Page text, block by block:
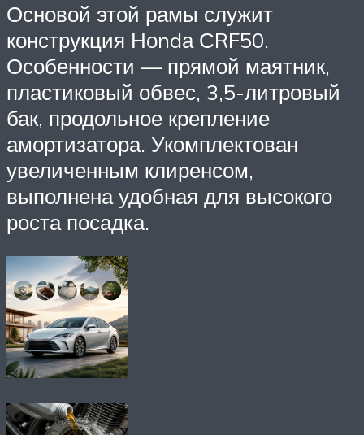
Основой этой рамы служит
конструкция Ноndа СRF50.
Особенности — прямой маятник,
пластиковый обвес, 3,5-литровый
бак, продольное крепление
амортизатора. Укомплектован
увеличенным клиренсом,
выполнена удобная для высокого
роста посадка.